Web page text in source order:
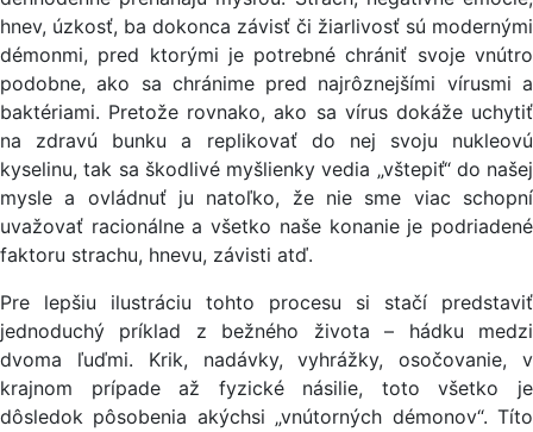
hnev, úzkosť, ba dokonca závisť či žiarlivosť sú modernými
démonmi, pred ktorými je potrebné chrániť svoje vnútro
podobne, ako sa chránime pred najrôznejšími vírusmi a
baktériami. Pretože rovnako, ako sa vírus dokáže uchytiť
na zdravú bunku a replikovať do nej svoju nukleovú
kyselinu, tak sa škodlivé myšlienky vedia „vštepiť“ do našej
mysle a ovládnuť ju natoľko, že nie sme viac schopní
uvažovať racionálne a všetko naše konanie je podriadené
faktoru strachu, hnevu, závisti atď.
Pre lepšiu ilustráciu tohto procesu si stačí predstaviť
jednoduchý príklad z bežného života – hádku medzi
dvoma ľuďmi. Krik, nadávky, vyhrážky, osočovanie, v
krajnom prípade až fyzické násilie, toto všetko je
dôsledok pôsobenia akýchsi „vnútorných démonov“. Títo